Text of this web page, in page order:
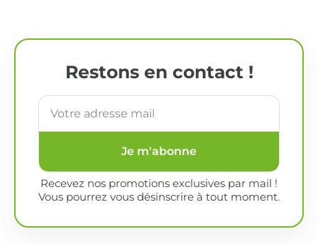
Restons en contact !
Je m'abonne
Recevez nos promotions exclusives par mail !
Vous pourrez vous désinscrire à tout moment.